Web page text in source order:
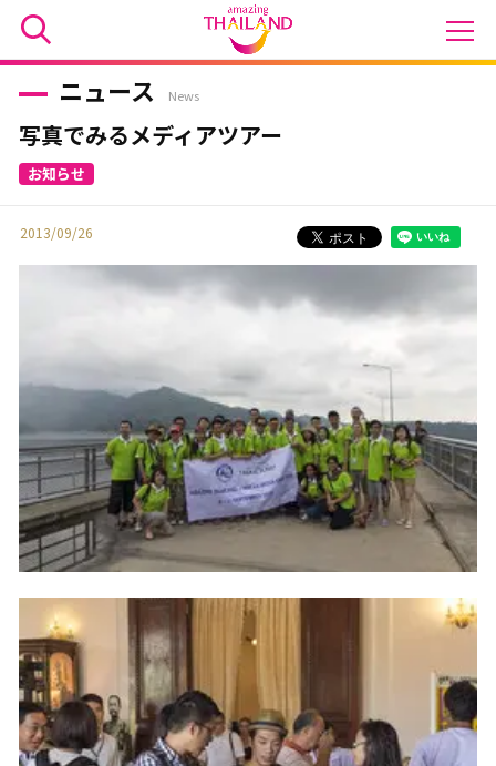
ニュース News
写真でみるメディアツアー
2013/09/26